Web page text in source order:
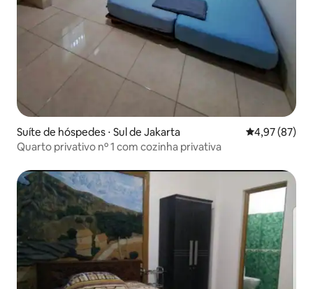
Suíte de hóspedes ⋅ Sul de Jakarta 4,97 de uma
4,97 (87)
Quarto privativo nº 1 com cozinha privativa